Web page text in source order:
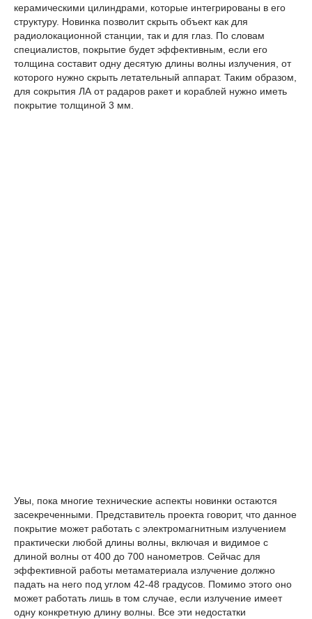
керамическими цилиндрами, которые интегрированы в его
структуру. Новинка позволит скрыть объект как для
радиолокационной станции, так и для глаз. По словам
специалистов, покрытие будет эффективным, если его
толщина составит одну десятую длины волны излучения, от
которого нужно скрыть летательный аппарат. Таким образом,
для сокрытия ЛА от радаров ракет и кораблей нужно иметь
покрытие толщиной 3 мм.
Увы, пока многие технические аспекты новинки остаются
засекреченными. Представитель проекта говорит, что данное
покрытие может работать с электромагнитным излучением
практически любой длины волны, включая и видимое с
длиной волны от 400 до 700 нанометров. Сейчас для
эффективной работы метаматериала излучение должно
падать на него под углом 42-48 градусов. Помимо этого оно
может работать лишь в том случае, если излучение имеет
одну конкретную длину волны. Все эти недостатки